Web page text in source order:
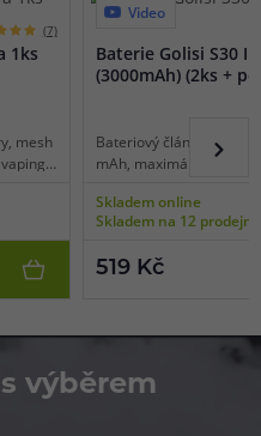
(7)
1ks
mesh
Video
Baterie Golisi S30
(3000mAh) (2ks +
Bateriový článek typu
mAh, maximální
vysokým teplotám,
vhodné pro
Skladem online
Skladem na 12
519 Kč
výběrem